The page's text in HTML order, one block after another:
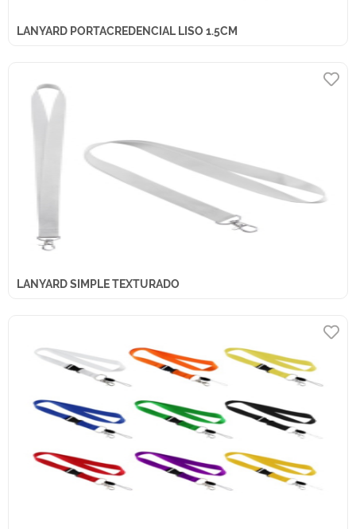
LANYARD PORTACREDENCIAL LISO 1.5CM
LANYARD SIMPLE TEXTURADO